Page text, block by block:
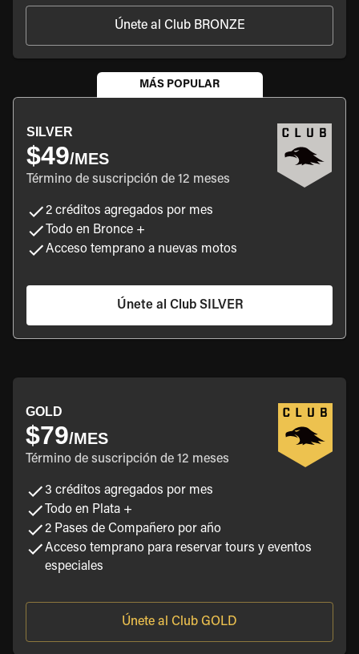
Únete al Club BRONZE
MÁS POPULAR
SILVER
$49/MES
Término de suscripción de 12 meses
2 créditos agregados por mes
Todo en Bronce +
Acceso temprano a nuevas motos
Únete al Club SILVER
GOLD
$79/MES
Término de suscripción de 12 meses
3 créditos agregados por mes
Todo en Plata +
2 Pases de Compañero por año
Acceso temprano para reservar tours y eventos
especiales
Únete al Club GOLD